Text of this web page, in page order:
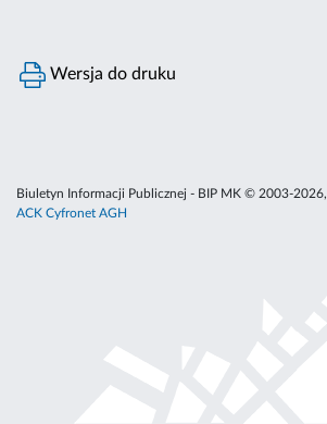
Wersja do druku
Biuletyn Informacji Publicznej - BIP MK © 2003-2026,
ACK Cyfronet AGH